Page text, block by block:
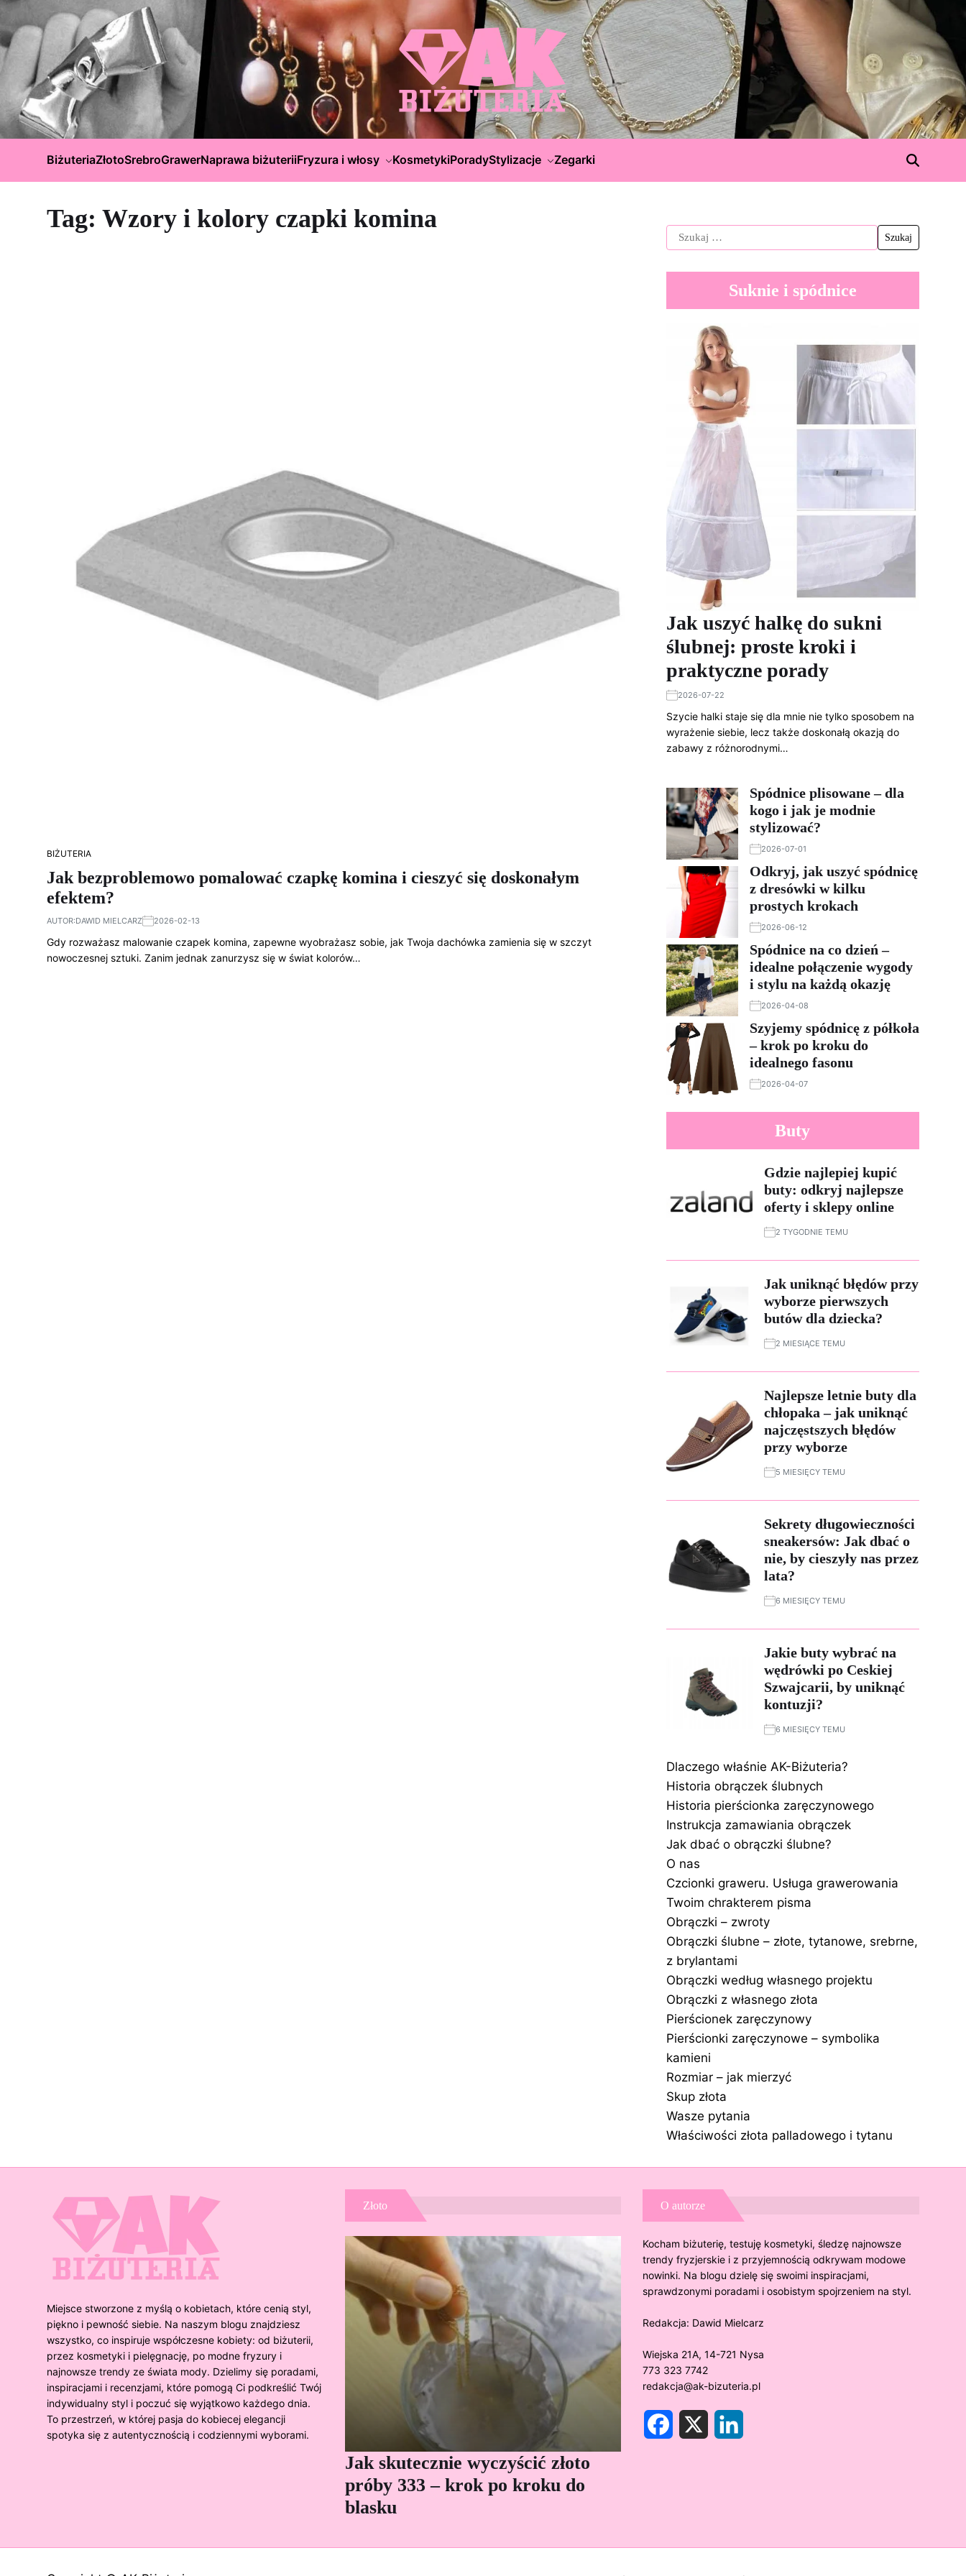
BiżuteriaZłotoSrebroGrawerNaprawa biżuteriiFryzura i włosy KosmetykiPoradyStylizacje Zegarki
Tag: Wzory i kolory czapki komina
BIŻUTERIA
Jak bezproblemowo pomalować czapkę komina i cieszyć się doskonałym
efektem?
AUTOR:DAWID MIELCARZ 2026-02-13
Gdy rozważasz malowanie czapek komina, zapewne wyobrażasz sobie, jak Twoja dachówka zamienia się w szczyt
nowoczesnej sztuki. Zanim jednak zanurzysz się w świat kolorów…
Suknie i spódnice
Jak uszyć halkę do sukni
ślubnej: proste kroki i
praktyczne porady
2026-07-22
Szycie halki staje się dla mnie nie tylko sposobem na
wyrażenie siebie, lecz także doskonałą okazją do
zabawy z różnorodnymi…
Spódnice plisowane – dla
kogo i jak je modnie
stylizować?
2026-07-01
Odkryj, jak uszyć spódnicę
z dresówki w kilku
prostych krokach
2026-06-12
Spódnice na co dzień –
idealne połączenie wygody
i stylu na każdą okazję
2026-04-08
Szyjemy spódnicę z półkoła
– krok po kroku do
idealnego fasonu
2026-04-07
Buty
Gdzie najlepiej kupić
buty: odkryj najlepsze
oferty i sklepy online
2 TYGODNIE TEMU
Jak uniknąć błędów przy
wyborze pierwszych
butów dla dziecka?
2 MIESIĄCE TEMU
Najlepsze letnie buty dla
chłopaka – jak uniknąć
najczęstszych błędów
przy wyborze
5 MIESIĘCY TEMU
Sekrety długowieczności
sneakersów: Jak dbać o
nie, by cieszyły nas przez
lata?
6 MIESIĘCY TEMU
Jakie buty wybrać na
wędrówki po Ceskiej
Szwajcarii, by uniknąć
kontuzji?
6 MIESIĘCY TEMU
Dlaczego właśnie AK-Biżuteria?
Historia obrączek ślubnych
Historia pierścionka zaręczynowego
Instrukcja zamawiania obrączek
Jak dbać o obrączki ślubne?
O nas
Czcionki graweru. Usługa grawerowania
Twoim chrakterem pisma
Obrączki – zwroty
Obrączki ślubne – złote, tytanowe, srebrne,
z brylantami
Obrączki według własnego projektu
Obrączki z własnego złota
Pierścionek zaręczynowy
Pierścionki zaręczynowe – symbolika
kamieni
Rozmiar – jak mierzyć
Skup złota
Wasze pytania
Właściwości złota palladowego i tytanu
Miejsce stworzone z myślą o kobietach, które cenią styl,
piękno i pewność siebie. Na naszym blogu znajdziesz
wszystko, co inspiruje współczesne kobiety: od biżuterii,
przez kosmetyki i pielęgnację, po modne fryzury i
najnowsze trendy ze świata mody. Dzielimy się poradami,
inspiracjami i recenzjami, które pomogą Ci podkreślić Twój
indywidualny styl i poczuć się wyjątkowo każdego dnia.
To przestrzeń, w której pasja do kobiecej elegancji
spotyka się z autentycznością i codziennymi wyborami.
Złoto
Jak skutecznie wyczyścić złoto
próby 333 – krok po kroku do
blasku
O autorze
Kocham biżuterię, testuję kosmetyki, śledzę najnowsze
trendy fryzjerskie i z przyjemnością odkrywam modowe
nowinki. Na blogu dzielę się swoimi inspiracjami,
sprawdzonymi poradami i osobistym spojrzeniem na styl.
Redakcja: Dawid Mielcarz
Wiejska 21A, 14-721 Nysa
773 323 7742
redakcja@ak-bizuteria.pl
X